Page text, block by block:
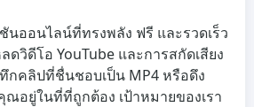
นออนไลน์ที่ทรงพลัง ฟรี และรวดเร็ว
วิดีโอ YouTube และการสกัดเสียง
คลิปที่ชื่นชอบเป็น MP4 หรือดึง
ณอยู่ในที่ที่ถูกต้อง เป้าหมายของเรา